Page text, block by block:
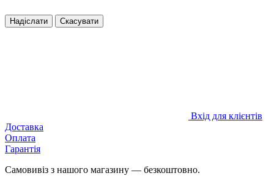
Надіслати Скасувати
Вхід для клієнтів
Доставка
Оплата
Гарантія
Самовивіз з нашого магазину — безкоштовно.